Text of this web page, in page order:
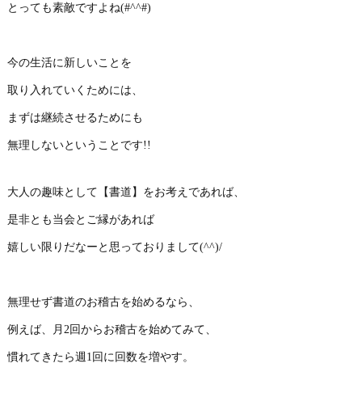
とっても素敵ですよね(#^^#)
今の生活に新しいことを
取り入れていくためには、
まずは継続させるためにも
無理しないということです!!
大人の趣味として【書道】をお考えであれば、
是非とも当会とご縁があれば
嬉しい限りだなーと思っておりまして(^^)/
無理せず書道のお稽古を始めるなら、
例えば、月2回からお稽古を始めてみて、
慣れてきたら週1回に回数を増やす。